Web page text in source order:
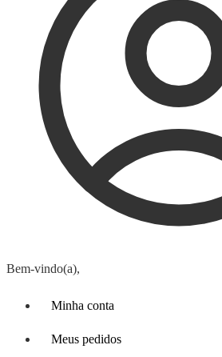
Bem-vindo(a),
Minha conta
Meus pedidos